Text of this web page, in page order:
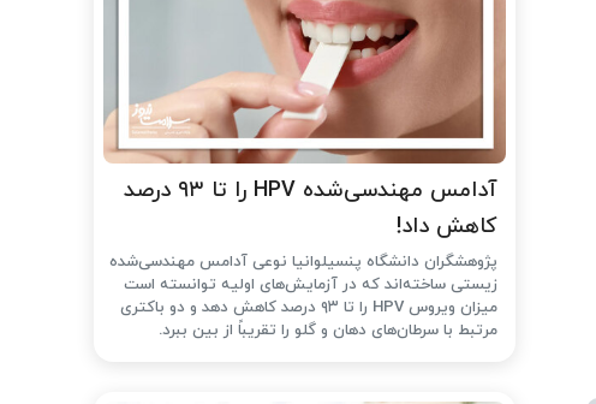
آدامس مهندسی‌شده‌ HPV را تا ۹۳ درصد
کاهش داد!
پژوهشگران دانشگاه پنسیلوانیا نوعی آدامس مهندسی‌شده
زیستی ساخته‌اند که در آزمایش‌های اولیه توانسته است
میزان ویروس HPV را تا ۹۳ درصد کاهش دهد و دو باکتری
مرتبط با سرطان‌های دهان و گلو را تقریباً از بین ببرد.